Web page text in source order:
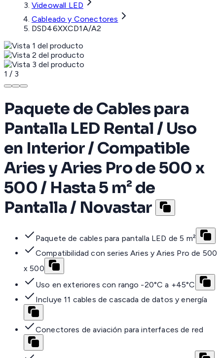
Videowall LED
Cableado y Conectores
DSD46XXCD1A/A2
1 / 3
Paquete de Cables para
Pantalla LED Rental / Uso
en Interior / Compatible
Aries y Aries Pro de 500 x
500 / Hasta 5 m² de
Pantalla / Novastar
Paquete de cables para pantalla LED de 5 m²
Compatibilidad con series Aries y Aries Pro de 500
x 500
Uso en exteriores con rango -20°C a +45°C
Incluye 11 cables de cascada de datos y energía
Conectores de aviación para interfaces de red